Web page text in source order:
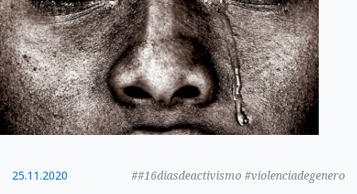
25.11.2020 ##16diasdeactivismo #violenciadegenero